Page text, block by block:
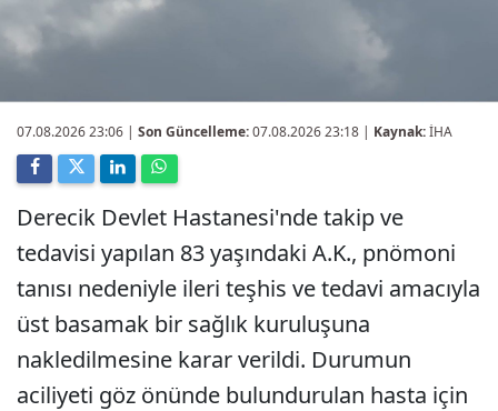
07.08.2026 23:06 | Son Güncelleme:07.08.2026 23:18 | Kaynak:İHA
Derecik Devlet Hastanesi'nde takip ve
tedavisi yapılan 83 yaşındaki A.K., pnömoni
tanısı nedeniyle ileri teşhis ve tedavi amacıyla
üst basamak bir sağlık kuruluşuna
nakledilmesine karar verildi. Durumun
aciliyeti göz önünde bulundurulan hasta için